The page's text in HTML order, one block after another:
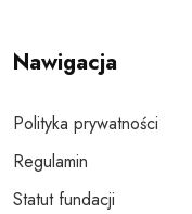
Nawigacja
Polityka prywatności
Regulamin
Statut fundacji